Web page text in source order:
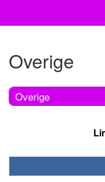
Overige
Overige